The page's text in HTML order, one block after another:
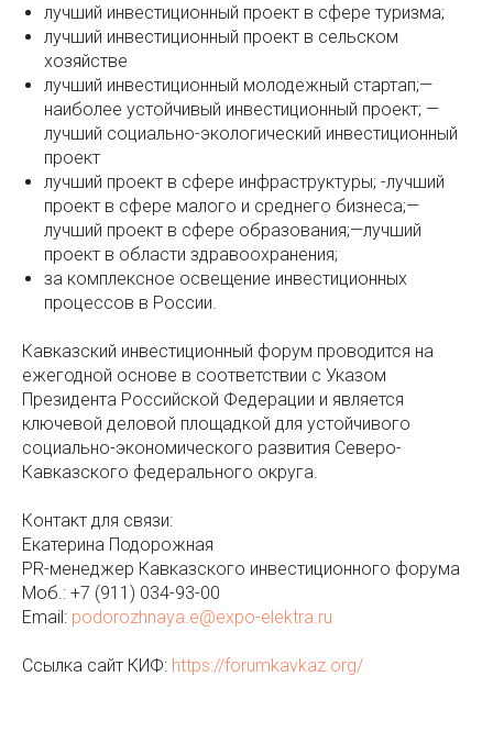
лучший инвестиционный проект в сфере туризма;
лучший инвестиционный проект в сельском
хозяйстве
лучший инвестиционный молодежный стартап;—
наиболее устойчивый инвестиционный проект; —
лучший социально-экологический инвестиционный
проект
лучший проект в сфере инфраструктуры; -лучший
проект в сфере малого и среднего бизнеса;—
лучший проект в сфере образования;—лучший
проект в области здравоохранения;
за комплексное освещение инвестиционных
процессов в России.
Кавказский инвестиционный форум проводится на
ежегодной основе в соответствии с Указом
Президента Российской Федерации и является
ключевой деловой площадкой для устойчивого
социально-экономического развития Северо-
Кавказского федерального округа.
Контакт для связи:
Екатерина Подорожная
PR-менеджер Кавказского инвестиционного форума
Моб.: +7 (911) 034-93-00
Email: podorozhnaya.e@expo-elektra.ru
Ссылка сайт КИФ: https://forumkavkaz.org/